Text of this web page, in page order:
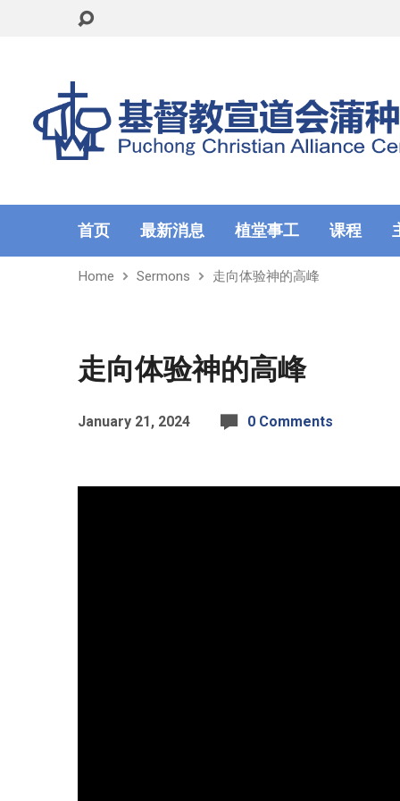
首页 最新消息 植堂事工 课程
Home Sermons 走向体验神的高峰
走向体验神的高峰
January 21, 2024 0 Comments